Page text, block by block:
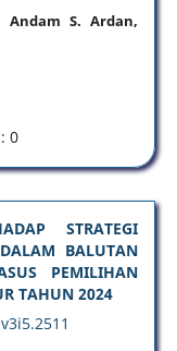
Andam S. Ardan,
0
STRATEGI
BALUTAN
PEMILIHAN
TAHUN 2024